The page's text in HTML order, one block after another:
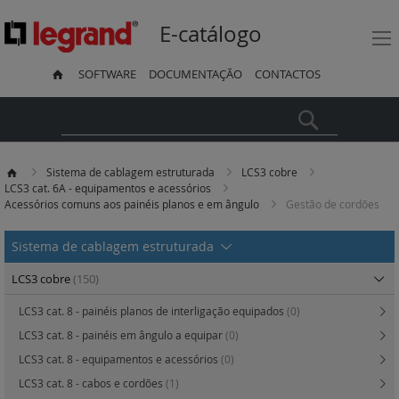
E-catálogo
SOFTWARE DOCUMENTAÇÃO CONTACTOS
Sistema de cablagem estruturada
LCS3 cobre
LCS3 cat. 6A - equipamentos e acessórios
Acessórios comuns aos painéis planos e em ângulo
Gestão de cordões
Sistema de cablagem estruturada
LCS3 cobre(150)
LCS3 cat. 8 - painéis planos de interligação equipados (0)
LCS3 cat. 8 - painéis em ângulo a equipar(0)
LCS3 cat. 8 - equipamentos e acessórios (0)
LCS3 cat. 8 - cabos e cordões (1)